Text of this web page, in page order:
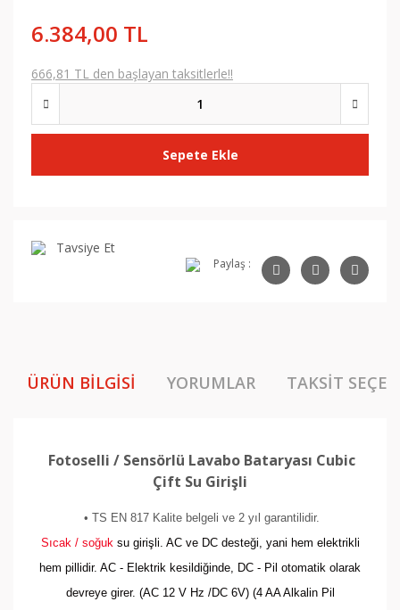
6.384,00 TL
666,81 TL den başlayan taksitlerle!!
Sepete Ekle
Tavsiye Et
Paylaş :
ÜRÜN BILGISI YORUMLAR TAKSIT
Fotoselli / Sensörlü Lavabo Bataryası Cubic
Çift Su Girişli
• TS EN 817 Kalite belgeli ve 2 yıl garantilidir.
Sıcak / soğuksu girişli. AC ve DC desteği, yani hem elektrikli
hem pillidir. AC - Elektrik kesildiğinde, DC - Pil otomatik olarak
devreye girer. (AC 12 V Hz /DC 6V) (4 AA Alkalin Pil